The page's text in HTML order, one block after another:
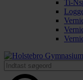
Ti-